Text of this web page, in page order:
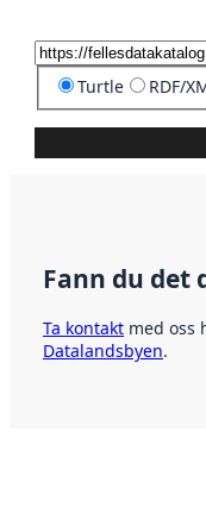
Turtle RDF/
Fann du det
Ta kontakt med oss
Datalandsbyen.